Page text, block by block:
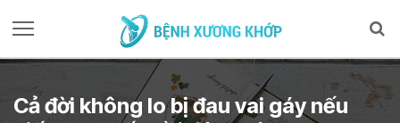
Cả đời không lo bị đau vai gáy nếu